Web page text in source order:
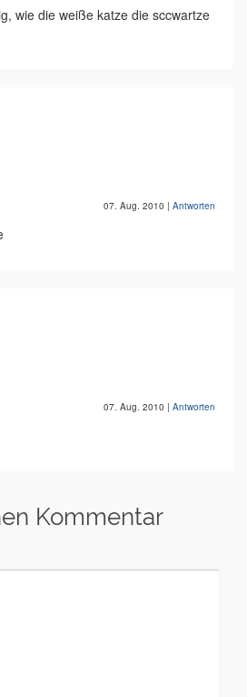
wie die weiße katze die sccwartze
07. Aug. 2010 | Antworten
07. Aug. 2010 | Antworten
Kommentar